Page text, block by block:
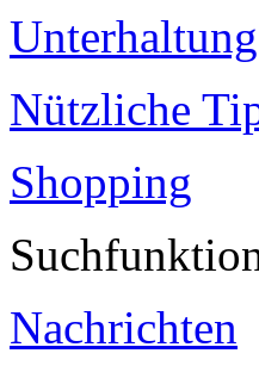
Unterhaltung
Nützliche
Shopping
Nachrichten